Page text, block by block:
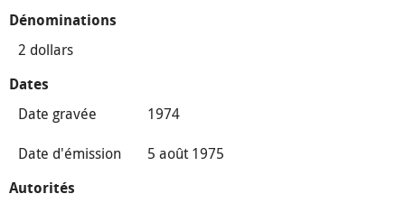
Dénominations
2 dollars
Dates
Date gravée
1974
Date d'émission
5 août 1975
Autorités